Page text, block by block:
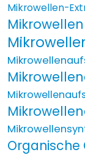
Mikrowellen-
Organische